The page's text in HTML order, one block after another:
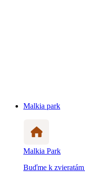
Malkia park
Malkia Park
Buďme k